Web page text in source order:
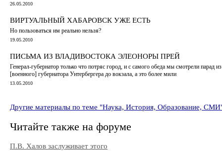
26.05.2010
ВИРТУАЛЬНЫЙ ХАБАРОВСК УЖЕ ЕСТЬ
Но пользоваться им реально нельзя?
19.05.2010
ПИСЬМА ИЗ ВЛАДИВОСТОКА ЭЛЕОНОРЫ ПРЕЙ
Генерал-губернатор только что потряс город, и с самого обеда мы смотрели парад
[военного] губернатора Унтербергера до вокзала, а это более мили
13.05.2010
Другие материалы по теме "Наука, История, Образование,
Читайте также на форуме
П.В. Халов заслуживает этого